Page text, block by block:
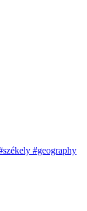
#geography